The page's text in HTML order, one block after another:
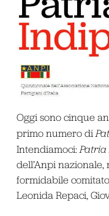
Oggi sono cinque
primo numero di
Intendiamoci:Patria
dell’Anpi nazionale,
formidabile comitato
Leonida Repaci,